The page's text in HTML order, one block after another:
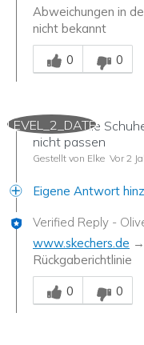
Abweichungen in
nicht bekannt
Mitarbeiter-
0
0
LEVEL_2_DATE
Kann ich die
nicht passen
Gestellt von Elke Vor 2
Eigene Antwort
Verified Reply -
www.skechers.de
Rückgaberichtlinie
Mitarbeiter-
0
0